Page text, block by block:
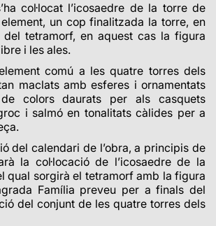
col·locat l’icosaedre de la torre de
element, un cop finalitzada la torre, en
tetramorf, en aquest cas la figura
i les ales.
comú a les quatre torres dels
maclats amb esferes i ornamentats
colors daurats per als casquets
i salmó en tonalitats càlides per a
del calendari de l’obra, a principis de
la col·locació de l’icosaedre de la
qual sorgirà el tetramorf amb la figura
Família preveu per a finals del
del conjunt de les quatre torres dels